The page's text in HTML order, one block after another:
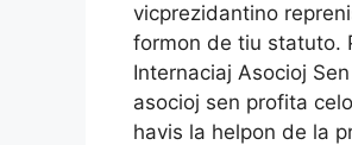
vicprezidantino
formon de tiu statuto.
Internaciaj Asocioj
asocioj sen profita
havis la helpon de la